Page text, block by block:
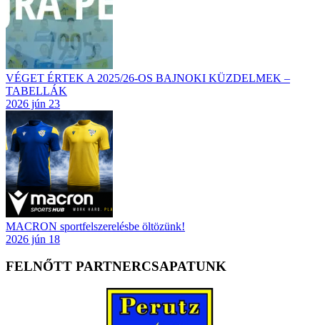
VÉGET ÉRTEK A 2025/26-OS BAJNOKI KÜZDELMEK –
TABELLÁK
2026 jún 23
MACRON sportfelszerelésbe öltözünk!
2026 jún 18
FELNŐTT PARTNERCSAPATUNK